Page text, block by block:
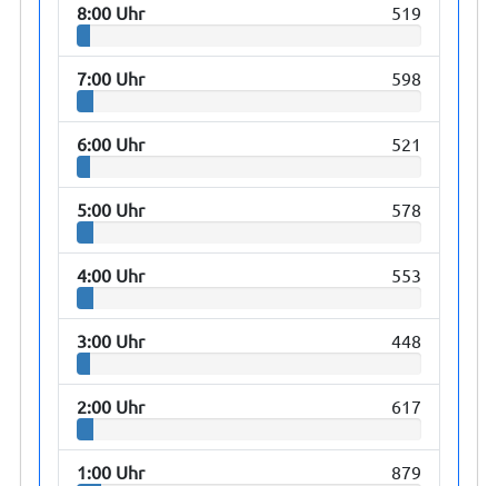
8:00 Uhr 519
7:00 Uhr 598
6:00 Uhr 521
5:00 Uhr 578
4:00 Uhr 553
3:00 Uhr 448
2:00 Uhr 617
1:00 Uhr 879